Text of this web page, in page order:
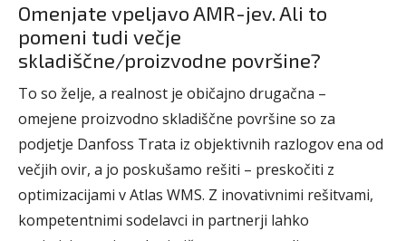
Omenjate vpeljavo AMR-jev. Ali to
pomeni tudi večje
skladiščne/proizvodne površine?
To so želje, a realnost je običajno drugačna –
omejene proizvodno skladiščne površine so za
podjetje Danfoss Trata iz objektivnih razlogov ena od
večjih ovir, a jo poskušamo rešiti – preskočiti z
optimizacijami v Atlas WMS. Z inovativnimi rešitvami,
kompetentnimi sodelavci in partnerji lahko